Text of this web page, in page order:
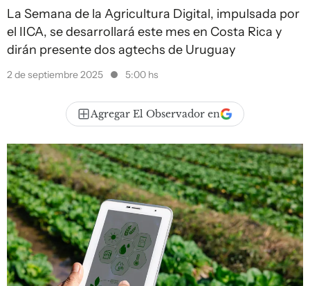
La Semana de la Agricultura Digital, impulsada por
el IICA, se desarrollará este mes en Costa Rica y
dirán presente dos agtechs de Uruguay
2 de septiembre 2025 5:00 hs
Agregar El Observador en